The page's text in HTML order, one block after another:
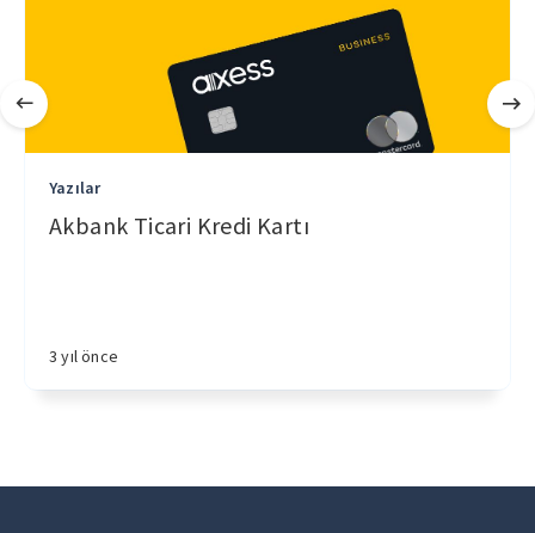
Yazılar
Akbank Ticari Kredi Kartı
3 yıl önce